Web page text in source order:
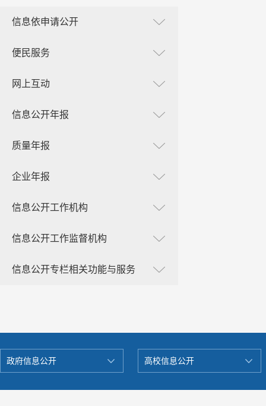
信息依申请公开
便民服务
网上互动
信息公开年报
质量年报
企业年报
信息公开工作机构
信息公开工作监督机构
信息公开专栏相关功能与服务
政府信息公开 高校信息公开